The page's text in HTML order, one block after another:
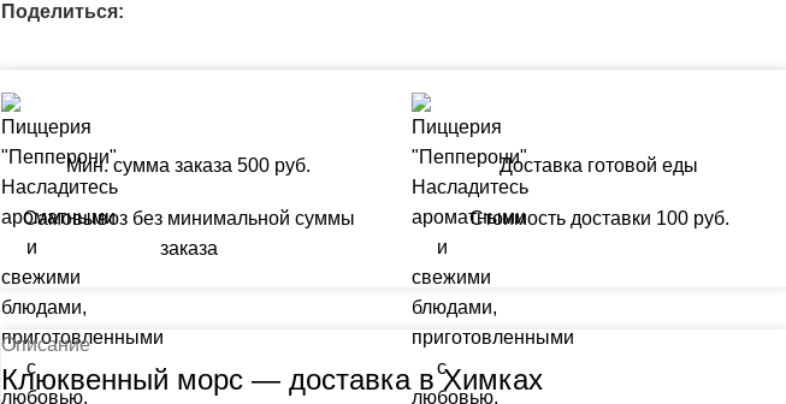
Поделиться:
Мин. сумма заказа 500 руб.
Самовывоз без минимальной суммы
заказа
Доставка готовой еды
Стоимость доставки 100 руб.
Описание
Клюквенный морс — доставка в Химках